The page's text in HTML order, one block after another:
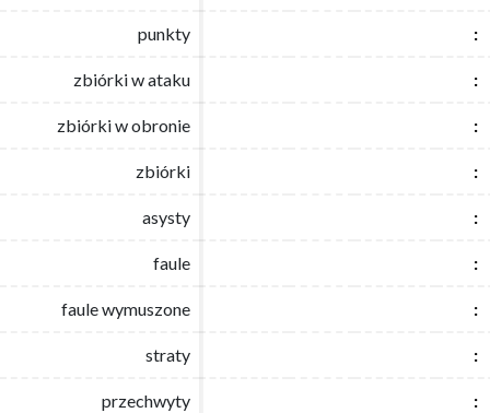
punkty :
zbiórki w ataku :
zbiórki w obronie :
zbiórki :
asysty :
faule :
faule wymuszone :
straty :
przechwyty :
punkty :
zbiórki w ataku :
zbiórki w obronie :
zbiórki :
asysty :
faule :
faule wymuszone :
straty :
przechwyty :